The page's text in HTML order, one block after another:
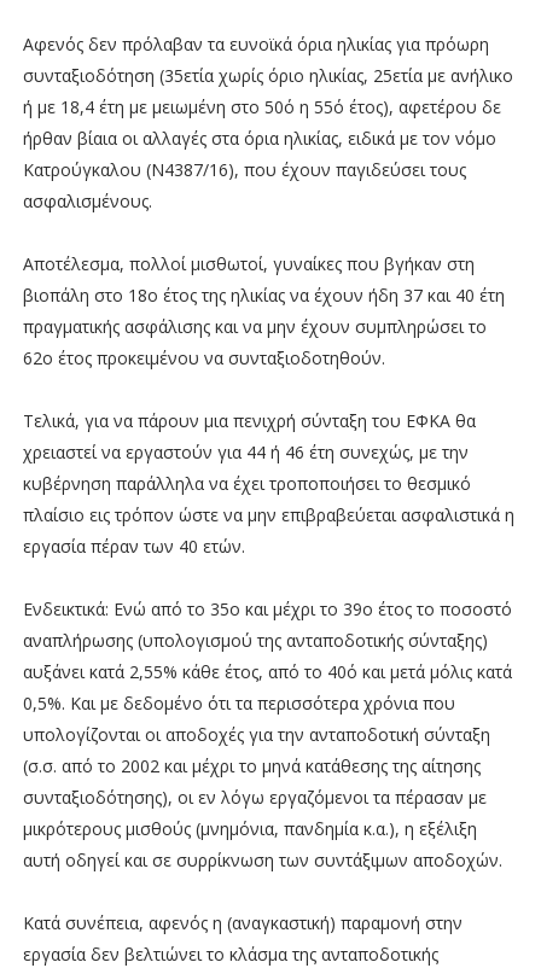
Αφενός δεν πρόλαβαν τα ευνοϊκά όρια ηλικίας για πρόωρη
συνταξιοδότηση (35ετία χωρίς όριο ηλικίας, 25ετία με ανήλικο
ή με 18,4 έτη με μειωμένη στο 50ό η 55ό έτος), αφετέρου δε
ήρθαν βίαια οι αλλαγές στα όρια ηλικίας, ειδικά με τον νόμο
Κατρούγκαλου (Ν4387/16), που έχουν παγιδεύσει τους
ασφαλισμένους.
Αποτέλεσμα, πολλοί μισθωτοί, γυναίκες που βγήκαν στη
βιοπάλη στο 18ο έτος της ηλικίας να έχουν ήδη 37 και 40 έτη
πραγματικής ασφάλισης και να μην έχουν συμπληρώσει το
62ο έτος προκειμένου να συνταξιοδοτηθούν.
Τελικά, για να πάρουν μια πενιχρή σύνταξη του ΕΦΚΑ θα
χρειαστεί να εργαστούν για 44 ή 46 έτη συνεχώς, με την
κυβέρνηση παράλληλα να έχει τροποποιήσει το θεσμικό
πλαίσιο εις τρόπον ώστε να μην επιβραβεύεται ασφαλιστικά η
εργασία πέραν των 40 ετών.
Ενδεικτικά: Ενώ από το 35ο και μέχρι το 39ο έτος το ποσοστό
αναπλήρωσης (υπολογισμού της ανταποδοτικής σύνταξης)
αυξάνει κατά 2,55% κάθε έτος, από το 40ό και μετά μόλις κατά
0,5%. Και με δεδομένο ότι τα περισσότερα χρόνια που
υπολογίζονται οι αποδοχές για την ανταποδοτική σύνταξη
(σ.σ. από το 2002 και μέχρι το μηνά κατάθεσης της αίτησης
συνταξιοδότησης), οι εν λόγω εργαζόμενοι τα πέρασαν με
μικρότερους μισθούς (μνημόνια, πανδημία κ.α.), η εξέλιξη
αυτή οδηγεί και σε συρρίκνωση των συντάξιμων αποδοχών.
Κατά συνέπεια, αφενός η (αναγκαστική) παραμονή στην
εργασία δεν βελτιώνει το κλάσμα της ανταποδοτικής